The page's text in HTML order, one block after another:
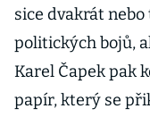
sice dvakrát
politických bojů,
Karel Čapek pak
papír, který se